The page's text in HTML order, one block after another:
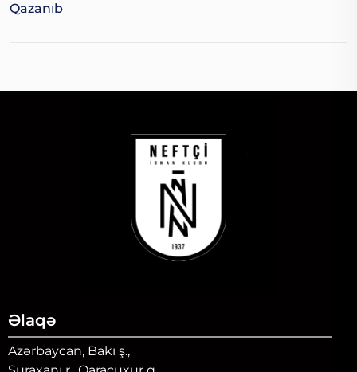
Qazanıb
Əlaqə
Azərbaycan, Bakı ş.,